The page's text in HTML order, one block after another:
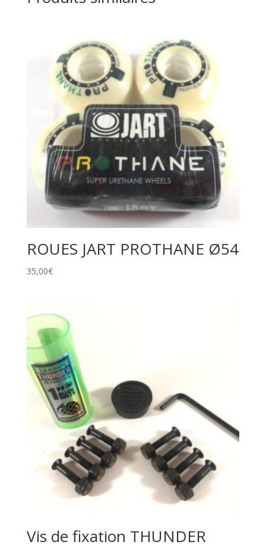
ROUES JART PROTHANE Ø54
35,00€
Vis de fixation THUNDER